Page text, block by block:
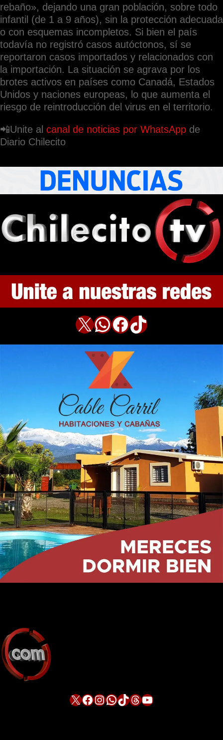
rebaño», dejando una gran población, sobre todo
infantil (de 1 a 9 años), sin la protección adecuada
o con esquemas incompletos. Si bien el país
todavía no registró casos autóctonos, sí se
reportaron casos importados y relacionados con
la importación. La situación se agrava por los
brotes activos en países como Canadá, Estados
Unidos y naciones europeas, lo que aumenta el
riesgo de reintroducción del virus en el territorio.
📲Unite al canal de noticias por WhatsApp de
Diario Chilecito
X WhatsApp Facebook TikTok
X Facebook InstagramWhatsApp TikTok Threads YouTube